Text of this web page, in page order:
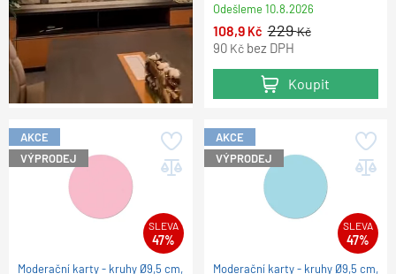
Odešleme10.8.2026
108,9 Kč 229Kč
90 Kč bez DPH
Koupit
AKCE
VÝPRODEJ
SLEVA
47%
Moderační karty - kruhy Ø9,5 cm,
AKCE
VÝPRODEJ
SLEVA
47%
Moderační karty - kruhy Ø9,5 cm,